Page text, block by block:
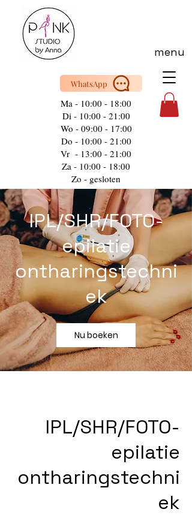
menu
Ma - 10:00 - 18:00
Di - 10:00 - 21:00
Wo - 09:00 - 17:00
Do - 10:00 - 21:00
Vr - 13:00 - 21:00
Za - 10:00 - 18:00
Zo - gesloten
WhatsApp
IPL/SHR/FOTO-
epilatie
ontharingstechni
ek
Nu boeken
IPL/SHR/FOTO-
epilatie
ontharingstechni
ek